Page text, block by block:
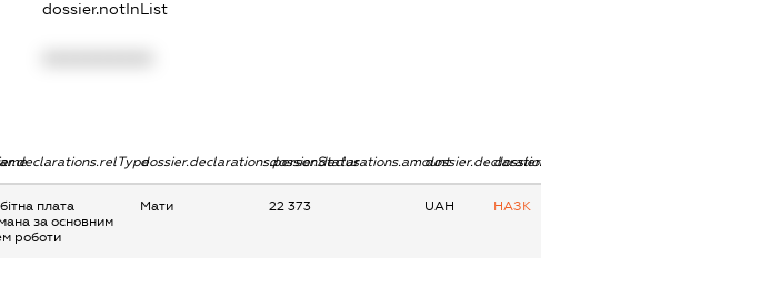
dossier.notInList
dossier.declarations.personStatusdossier.declarations.amountdossier.declarations.currency
dossier.declarations.source
плата
за основним
роботи
Мати 22 373 UAH НАЗК